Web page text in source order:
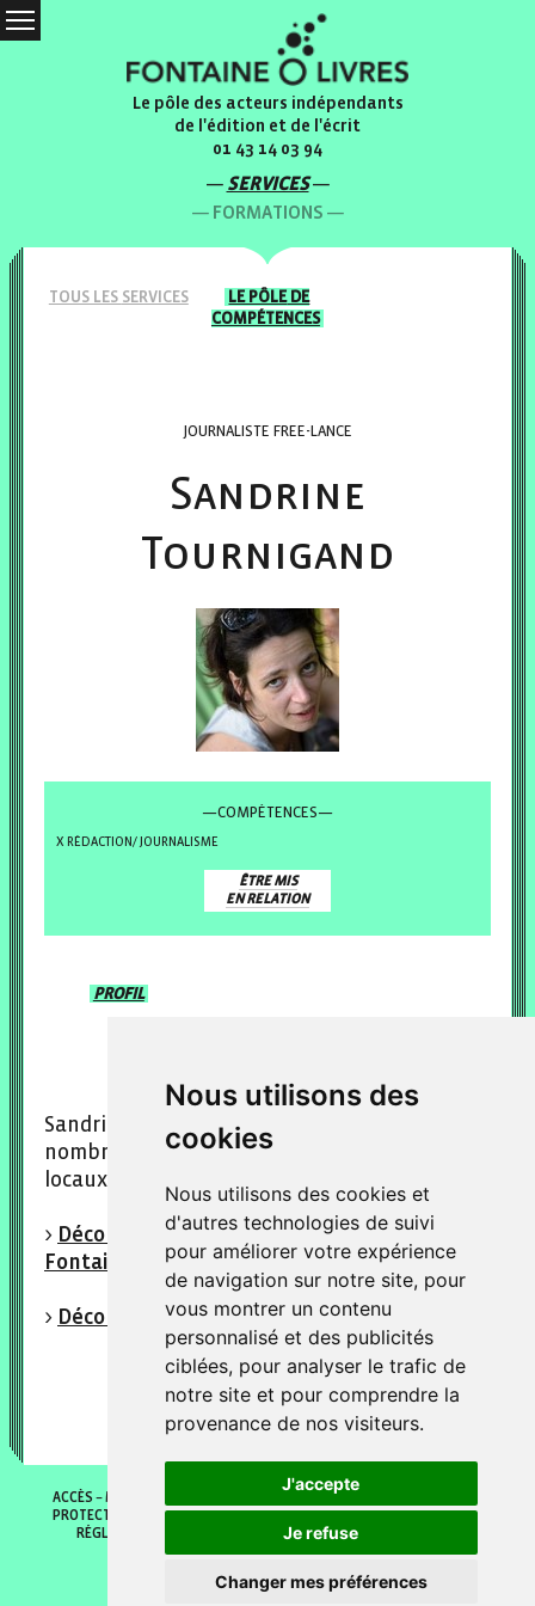
Nous utilisons des
cookies
Nous utilisons des cookies et
d'autres technologies de suivi
pour améliorer votre expérience
de navigation sur notre site, pour
vous montrer un contenu
personnalisé et des publicités
ciblées, pour analyser le trafic de
notre site et pour comprendre la
provenance de nos visiteurs.
J'accepte
Je refuse
Changer mes préférences
Le pôle des acteurs indépendants
de l'édition et de l'écrit
01 43 14 03 94
SERVICES
FORMATIONS
TOUS LES SERVICES LE PÔLEDE
COMPÉTENCES
JOURNALISTE FREE-LANCE
Sandrine
Tournigand
—COMPÉTENCES—
RÉDACTION/ JOURNALISME
ÊTRE MIS
EN RELATION
PROFIL
Sandrine est journaliste free-lance pour de
nombreux médias, elle est hébergée dans nos
locaux en espace de coworking.
> Découvrez l'interview de Sandrine par
Fontaine O Livres
> Découvrez le site de Sandrine Tournigand
ACCÈS MENTIONS LÉGALES POLITIQUE DE COOKIES
PROTECTION DES DONNÉES
GÉRER MES PRÉFÈRENCES DE COOKIES
RÉGLEMENT INTÉRIEUR
CONDITIONS GÉNÉRALES DE VENTES
© 2026 Fontaine O livres